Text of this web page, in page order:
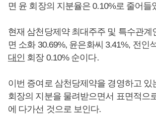
면 윤 회장의 지분율은 0.10%로 줄어들
현재 삼천당제약 최대주주 및 특수관계
면 소화 30.69%, 윤은화씨 3.41%, 전인
대인 회장 0.10% 순이다.
이번 증여로 삼천당제약을 경영하고 있
회장의 지분을 물려받으면서 표면적으
에 다가선 것으로 보인다.